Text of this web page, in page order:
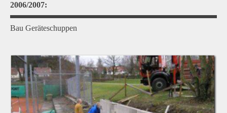
2006/2007:
Bau Geräteschuppen